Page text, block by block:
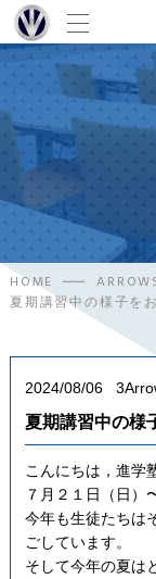
HOME
夏期講習中の様子を
2024/08/06
夏期講習中の様
こんにちは，進学
７月２１日（日）
今年も生徒たちは
ごしています。
そして今年の夏は